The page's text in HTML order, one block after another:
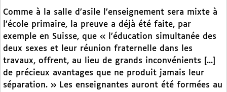
Comme à la salle d’asile l’enseignement sera mixte à
l’école primaire, la preuve a déjà été faite, par
exemple en Suisse, que « l’éducation simultanée des
deux sexes et leur réunion fraternelle dans les
travaux, offrent, au lieu de grands inconvénients [...]
de précieux avantages que ne produit jamais leur
séparation. » Les enseignantes auront été formées au